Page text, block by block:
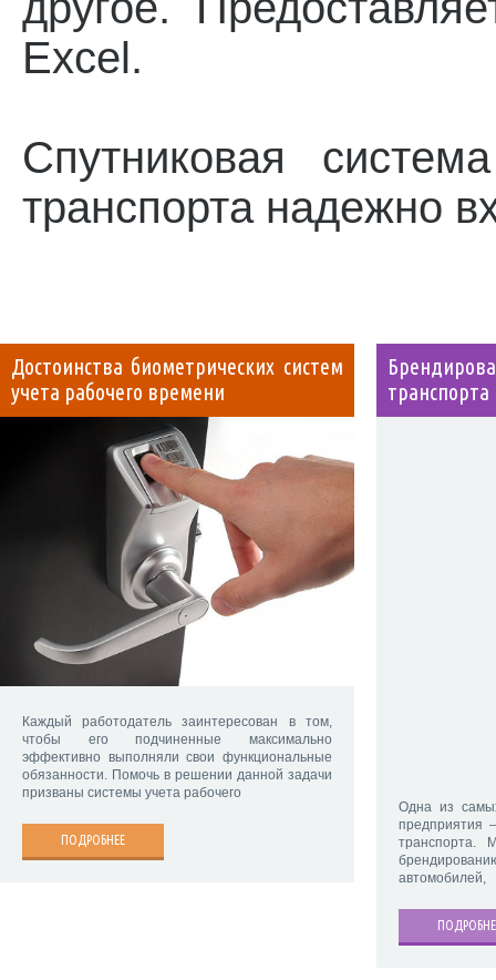
Excel.
Спутниковая
транспорта надежно
Достоинства биометрических систем
учета рабочего времени
Каждый работодатель заинтересован в том,
чтобы его подчиненные максимально
эффективно выполняли свои функциональные
обязанности. Помочь в решении данной задачи
призваны системы учета рабочего
ПОДРОБНЕЕ
транспорта
Одна из
предприятия
транспорта.
автомобилей,